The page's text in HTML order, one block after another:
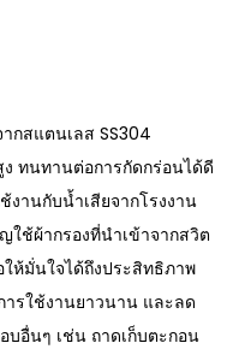
กสแตนเลส SS304
ทนทานต่อการกัดกร่อนได้ดี
งานกับน้ำเสียจากโรงงาน
ใช้ผ้ากรองที่นำเข้าจากสวิต
ห้มั่นใจได้ถึงประสิทธิภาพ
รใช้งานยาวนาน และลด
บอื่นๆ เช่น ถาดเก็บตะกอน